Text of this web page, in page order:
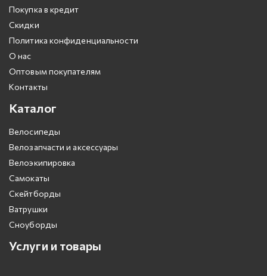
Покупка в кредит
Скидки
Политика конфиденциальности
О нас
Оптовым покупателям
Контакты
Каталог
Велосипеды
Велозапчасти и аксессуары
Велоэкипировка
Самокаты
Скейтборды
Ватрушки
Сноуборды
Услуги и товары